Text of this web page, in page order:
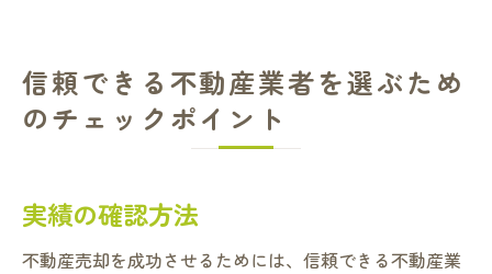
信頼できる不動産業者を選ぶため
のチェックポイント
実績の確認方法
不動産売却を成功させるためには、信頼できる不動産業